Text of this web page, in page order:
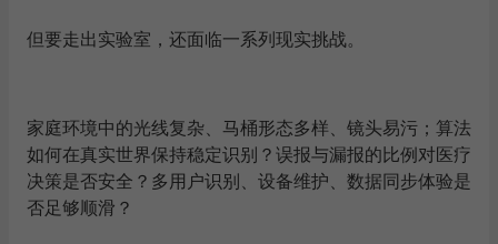
但要走出实验室，还面临一系列现实挑战。
家庭环境中的光线复杂、马桶形态多样、镜头易污；算法
如何在真实世界保持稳定识别？误报与漏报的比例对医疗
决策是否安全？多用户识别、设备维护、数据同步体验是
否足够顺滑？